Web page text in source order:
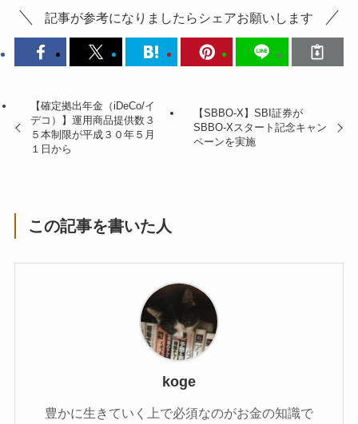
記事が参考になりましたらシェアお願いします
【確定拠出年金（iDeCo/イ
デコ）】運用商品提供数３
５本制限が平成３０年５月
１日から
【SBBO-X】SBI証券が
SBBO-Xスタート記念キャン
ペーンを実施
この記事を書いた人
koge
豊かに生きていく上で必須なのがお金の知識で